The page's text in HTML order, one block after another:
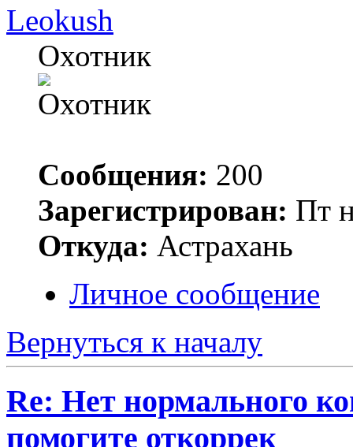
Leokush
Охотник
Сообщения: 200
Зарегистрирован: Пт
Откуда: Астрахань
Личное сообщение
Вернуться к началу
Re: Нет нормального
помогите откоррек